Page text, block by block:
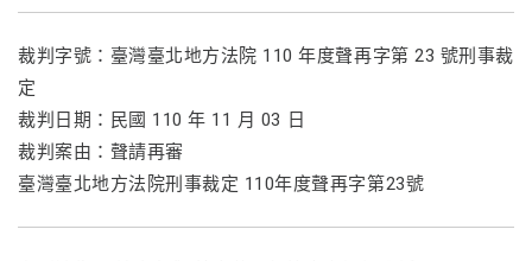
裁判字號：臺灣臺北地方法院 110 年度聲再字第 23 號刑事裁
定
裁判日期：民國 110 年 11 月 03 日
裁判案由：聲請再審
臺灣臺北地方法院刑事裁定 110年度聲再字第23號